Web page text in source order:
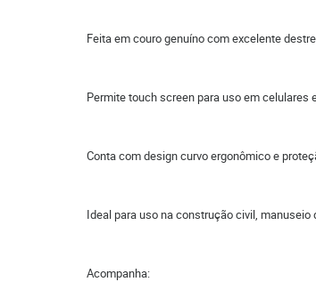
Feita em couro genuíno com excelente
Permite touch screen para uso em celulares
Conta com design curvo ergonômico e
Ideal para uso na construção civil,
Acompanha: